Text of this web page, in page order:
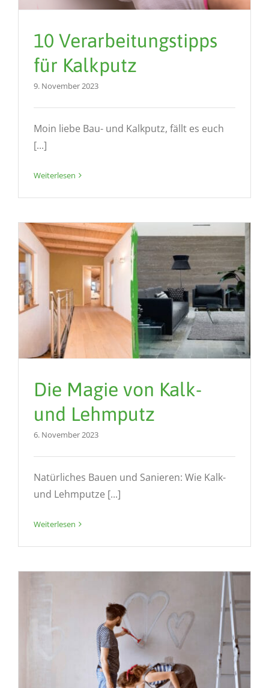
10 Verarbeitungstipps
für Kalkputz
9. November 2023
Moin liebe Bau- und Kalkputz, fällt es euch
[...]
Weiterlesen
Die Magie von Kalk-
und Lehmputz
6. November 2023
Natürliches Bauen und Sanieren: Wie Kalk-
und Lehmputze [...]
Weiterlesen